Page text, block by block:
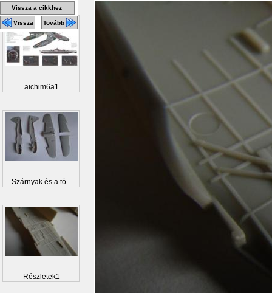
Vissza a cikkhez
Vissza Tovább
aichim6a1
Szárnyak és a tö...
Részletek1